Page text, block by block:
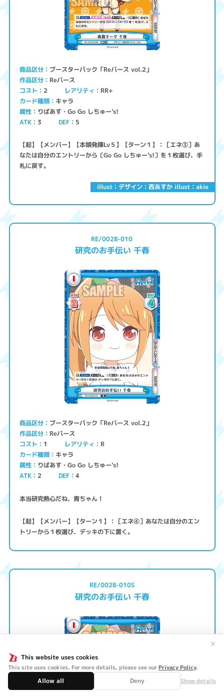
This website uses cookies
This site uses cookies. For more details, please see our Privacy Policy.
Allow all Deny Show details
✕
illust：デザイン：西あすか illust：akie
商品区分 ブースターパック「Reバース vol.2」
作品区分 Reバース
コスト 2 レアリティ RR+
カード種類 キャラ
属性 りばあす・Go Go しちゅー's!
ATK 3 DEF 5
【起】【メンバー】【本領発揮Lv５】【ターン１】：［エネ③］あ
なたは自分のエントリーから〔Go Go しちゅー's!〕を１枚選び、手
札に戻す。
RE/002B-010
研究のお手伝い 千春
商品区分 ブースターパック「Reバース vol.2」
作品区分 Reバース
コスト 1 レアリティ R
カード種類 キャラ
属性 りばあす・Go Go しちゅー's!
ATK 2 DEF 4
本当研究熱心だね、青ちゃん！
【起】【メンバー】【ターン１】：［エネ④］あなたは自分のエン
トリーから１枚選び、デッキの下に置く。
RE/002B-010S
研究のお手伝い 千春